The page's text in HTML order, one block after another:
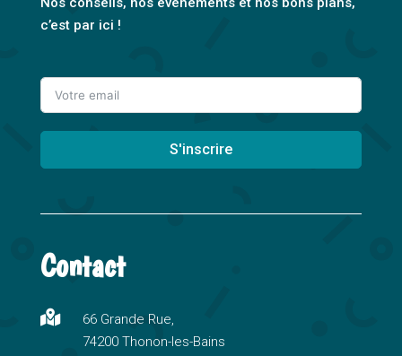
c’est par ici !
S'inscrire
l
e
n
a
Contact

66 Grande Rue,
74200 Thonon-les-Bains